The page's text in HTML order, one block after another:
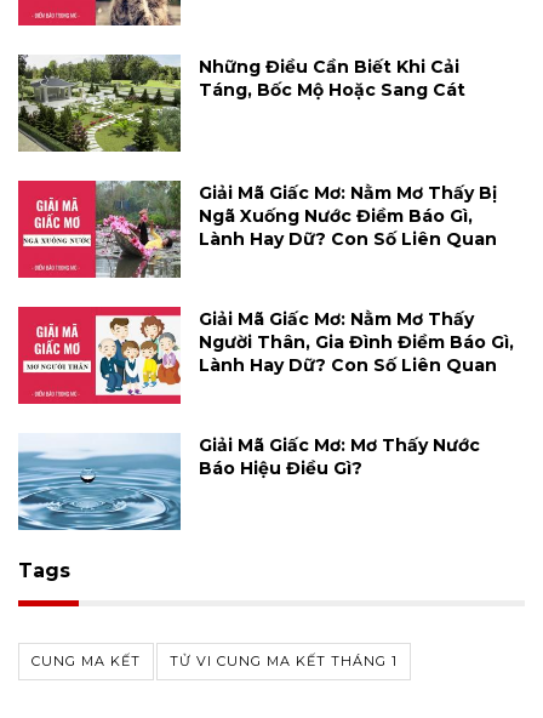
Những Điều Cần Biết Khi Cải
Táng, Bốc Mộ Hoặc Sang Cát
Giải Mã Giấc Mơ: Nằm Mơ Thấy Bị
Ngã Xuống Nước Điềm Báo Gì,
Lành Hay Dữ? Con Số Liên Quan
Giải Mã Giấc Mơ: Nằm Mơ Thấy
Người Thân, Gia Đình Điềm Báo Gì,
Lành Hay Dữ? Con Số Liên Quan
Giải Mã Giấc Mơ: Mơ Thấy Nước
Báo Hiệu Điều Gì?
Tags
CUNG MA KẾT TỬ VI CUNG MA KẾT THÁNG 1